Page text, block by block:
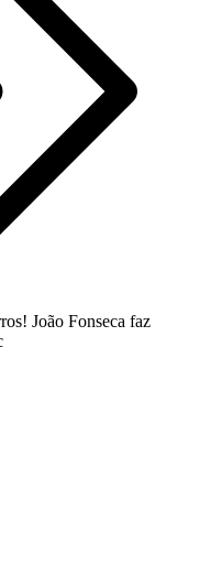
João Fonseca faz